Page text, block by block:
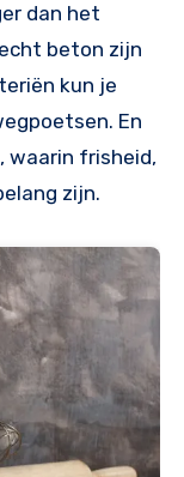
dan het
beton zijn
kun je
En
waarin frisheid,
zijn.